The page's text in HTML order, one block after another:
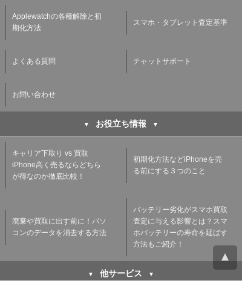
Applewatchの各種解除と初
期化方法
スマホ・タブレット査定基準
よくある質問 チャットサポート
お問い合わせ
お役立ち情報
キャリア下取り vs 買取
iPhone高く売るならどちら
が得なのか徹底比較！
初期化方法などiPhoneを売
る前にする３つのこと
廃棄や買取に出す前に！パソ
コンのデータを消去する方法
バッテリー劣化がスマホ買取
査定に与える影響とは？スマ
ホバッテリーの寿命を延ばす
方法もご紹介！
他サービス